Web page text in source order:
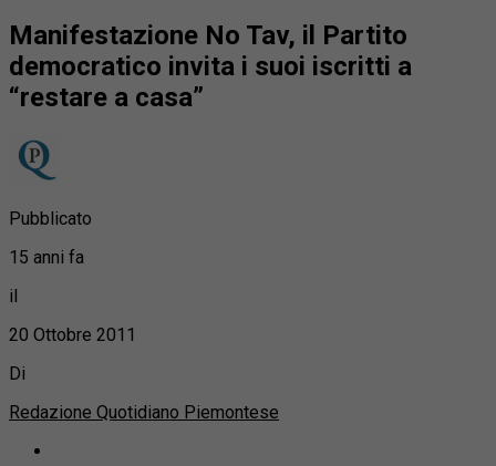
Manifestazione No Tav, il Partito
democratico invita i suoi iscritti a
“restare a casa”
Pubblicato
15 anni fa
il
20 Ottobre 2011
Di
Redazione Quotidiano Piemontese